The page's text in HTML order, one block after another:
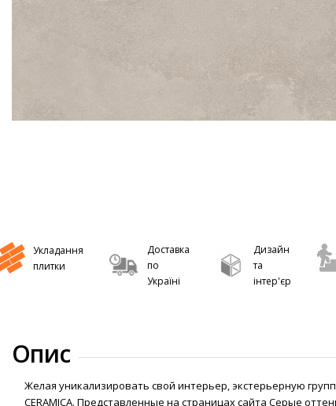
Укладання
плитки
Доставка
по
Україні
Дизайн
та
інтер'єр
Опис
Желая уникализировать свой интерьер, экстерьерную
CERAMICA. Представленные на страницах сайта Серые